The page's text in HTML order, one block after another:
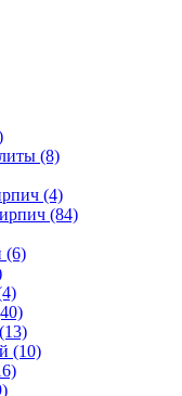
(8)
(4)
(84)
(6)
(10)